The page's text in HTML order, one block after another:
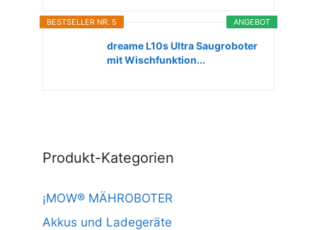
ANGEBOT
BESTSELLER NR. 5
dreame L10s Ultra Saugroboter
mit Wischfunktion...
Produkt-Kategorien
¡MOW® MÄHROBOTER
Akkus und Ladegeräte